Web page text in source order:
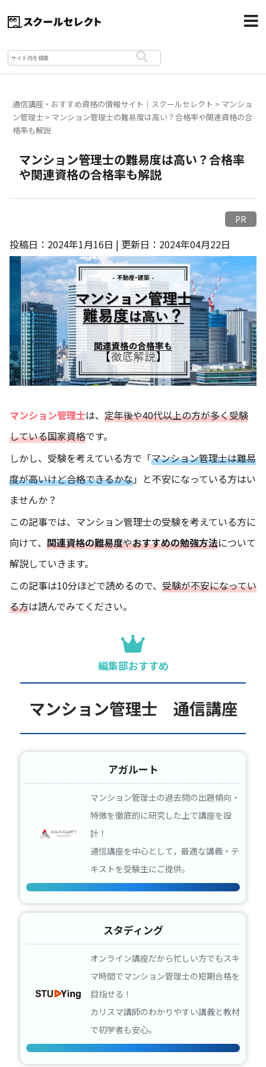
通信講座・おすすめ資格の情報サイト｜スクールセレクト > マンショ
ン管理士 > マンション管理士の難易度は高い？合格率や関連資格の合
格率も解説
マンション管理士の難易度は高い？合格率
や関連資格の合格率も解説
PR
投稿日：2024年1月16日 | 更新日：2024年04月22日
マンション管理士は、 定年後や40代以上の方が多く受験
している国家資格です。
しかし、受験を考えている方で「マンション管理士は難易
度が高いけど合格できるかな」と不安になっている方はい
ませんか？
この記事では、マンション管理士の受験を考えている方に
向けて、 関連資格の難易度やおすすめの勉強方法について
解説していきます。
この記事は10分ほどで読めるので、 受験が不安になってい
る方は読んでみてください。
編集部おすすめ
マンション管理士 通信講座
アガルート
マンション管理士の過去問の出題傾向・
特徴を徹底的に研究した上で講座を設
計！
通信講座を中心として，最適な講義・テ
キストを受験生にご提供。
スタディング
オンライン講座だから忙しい方でもスキ
マ時間でマンション管理士の短期合格を
目指せる！
カリスマ講師のわかりやすい講義と教材
で初学者も安心。